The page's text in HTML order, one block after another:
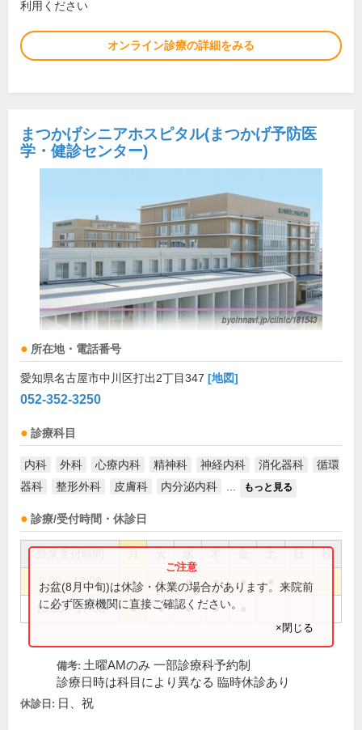
利用ください
オンライン診療の詳細をみる
まつかげシニアホスピタル(まつかげ予防医
学・健診センター)
所在地・電話番号
愛知県名古屋市中川区打出2丁目347 [地図]
052-352-3250
診療科目
内科 外科 心療内科 精神科 神経内科 消化器科
循環
器科
整形外科 皮膚科 内分泌内科 もっと見る
診療/受付時間・休診日
祝
9:00～12:00 ● ● ● ● ●
13:00～17:00 ● ● ● ●
お盆(8月中旬)は休診・休業の場合があります。来院前
に必ず医療機関に直接ご確認ください。
×閉じる
備考: 土曜AMのみ 一部診療科予約制
診療日時は科目により異なる 臨時休診あり
休診日: 日、祝